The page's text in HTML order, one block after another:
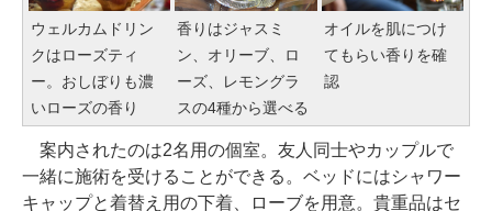
ウェルカムドリン
クはローズティ
ー。おしぼりも濃
いローズの香り
香りはジャスミ
ン、オリーブ、ロ
ーズ、レモングラ
スの4種から選べる
オイルを肌につけ
てもらい香りを確
認
案内されたのは2名用の個室。友人同士やカップルで
一緒に施術を受けることができる。ベッドにはシャワー
キャップと着替え用の下着、ローブを用意。貴重品はセ